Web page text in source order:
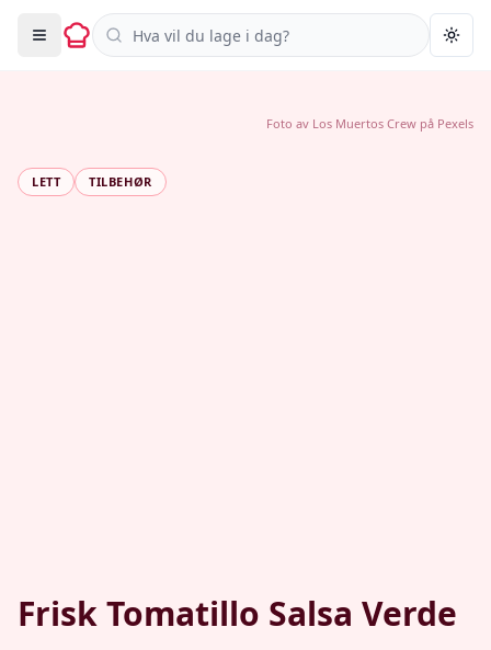
Søk i oppskrifter
LETT TILBEHØR
Frisk Tomatillo Salsa Verde
Foto av Los Muertos Crew på Pexels